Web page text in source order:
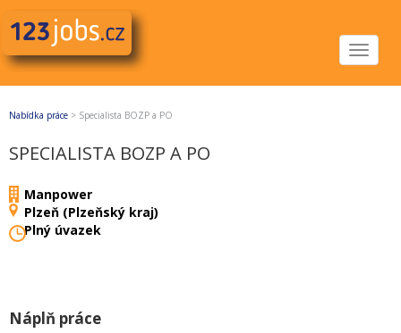
Toggle
Nabídka práce > Specialista BOZP a PO
SPECIALISTA BOZP A PO
Manpower
Plzeň (Plzeňský kraj)
Plný úvazek
Náplň práce